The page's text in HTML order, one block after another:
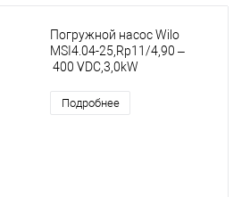
Погружной насос Wilo
MSI4.04-25,Rp11/4,90 –
400 VDC,3,0kW
Подробнее